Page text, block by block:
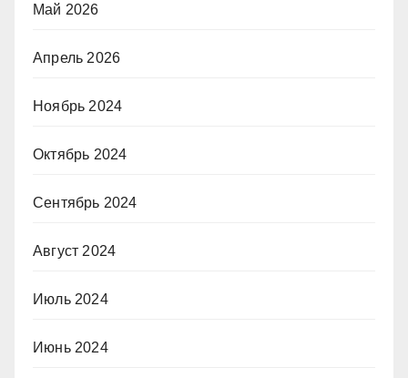
Май 2026
Апрель 2026
Ноябрь 2024
Октябрь 2024
Сентябрь 2024
Август 2024
Июль 2024
Июнь 2024